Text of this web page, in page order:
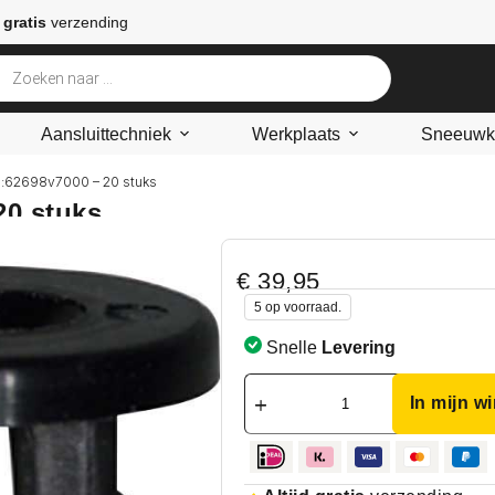
verzending
Aansluittechniek Werkplaats
– 20 stuks
stuks
€39,95
5 op voorraad.
Snelle Levering
In mijn